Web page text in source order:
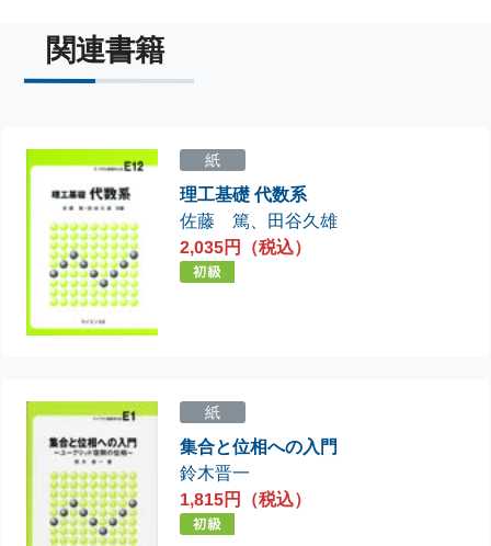
関連書籍
紙
理工基礎 代数系
佐藤 篤 田谷久雄
2,035円（税込）
紙
集合と位相への入門
鈴木晋一
1,815円（税込）